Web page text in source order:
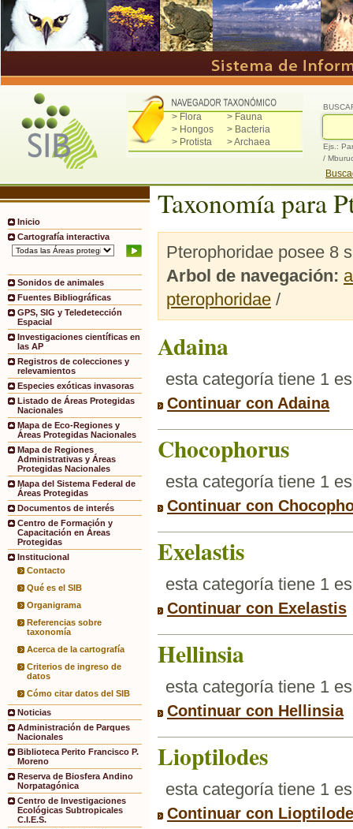
> Flora
> Fauna
> Hongos
> Bacteria
> Protista
> Archaea
Ejs.:
/
Inicio
Cartografía interactiva
Sonidos de animales
Fuentes Bibliográficas
GPS, SIG y Teledetección
Espacial
Investigaciones científicas en
las AP
Registros de colecciones y
relevamientos
Especies exóticas invasoras
Listado de Áreas Protegidas
Nacionales
Mapa de Eco-Regiones y
Áreas Protegidas Nacionales
Mapa de Regiones
Administrativas y Áreas
Protegidas Nacionales
Mapa del Sistema Federal de
Áreas Protegidas
Documentos de interés
Centro de Formación y
Capacitación en Áreas
Protegidas
Institucional
Contacto
Qué es el SIB
Organigrama
Referencias sobre
taxonomía
Acerca de la cartografía
Criterios de ingreso de
datos
Cómo citar datos del SIB
Noticias
Administración de Parques
Nacionales
Biblioteca Perito Francisco P.
Moreno
Reserva de Biosfera Andino
Norpatagónica
Centro de Investigaciones
Ecológicas Subtropicales
C.I.E.S.
Taxonomía para
Pterophoridae posee 8
Arbol de navegación:
pterophoridae /
Adaina
esta categoría tiene 1
Continuar con Adaina
Chocophorus
esta categoría tiene 1
Continuar con
Exelastis
esta categoría tiene 1
Continuar con Exelastis
Hellinsia
esta categoría tiene 1
Continuar con Hellinsia
Lioptilodes
esta categoría tiene 1
Continuar con